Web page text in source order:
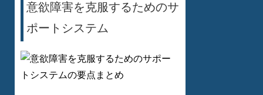
意欲障害を克服するためのサ
ポートシステム